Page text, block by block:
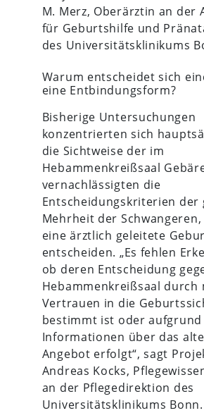
M. Merz, Oberärztin an der
für Geburtshilfe und
des Universitätsklinikums
Warum entscheidet sich
eine Entbindungsform?
Bisherige Untersuchungen
konzentrierten sich
die Sichtweise der im
Hebammenkreißsaal
vernachlässigten die
Entscheidungskriterien der
Mehrheit der
eine ärztlich geleitete
entscheiden. „Es fehlen
ob deren Entscheidung
Hebammenkreißsaal durch
Vertrauen in die
bestimmt ist oder
Informationen über das
Angebot erfolgt“, sagt
Andreas Kocks,
an der Pflegedirektion des
Universitätsklinikums Bonn.